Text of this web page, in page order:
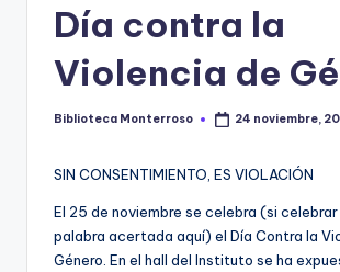
Día contra la
Violencia de
Publicado
Biblioteca Monterroso 24 noviembre,
SIN CONSENTIMIENTO, ES VIOLACIÓN
El 25 de noviembre se celebra (si celebrar
palabra acertada aquí) el Día Contra la
Género. En el hall del Instituto se ha